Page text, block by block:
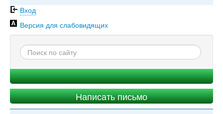
Вход
Версия для слабовидящих
Написать письмо